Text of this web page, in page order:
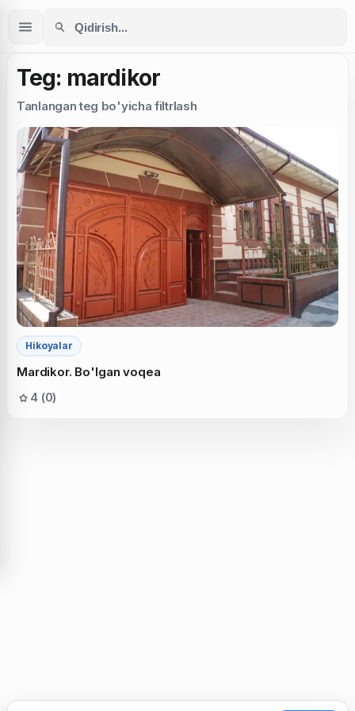
Teg: mardikor
Tanlangan teg bo'yicha filtrlash
Hikoyalar
Mardikor. Bo'lgan voqea
4 (0)